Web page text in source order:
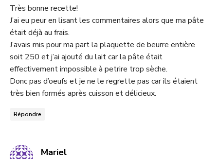
Très bonne recette!
J’ai eu peur en lisant les commentaires alors que ma pâte
était déjà au frais.
J’avais mis pour ma part la plaquette de beurre entière
soit 250 et j’ai ajouté du lait car la pâte était
effectivement impossible à petrire trop sèche.
Donc pas d’oeufs et je ne le regrette pas car ils étaient
très bien formés après cuisson et délicieux.
Répondre
Marieldit